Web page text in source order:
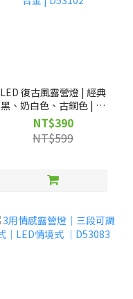
LED 復古風露營燈 | 經典
黑、奶白色、古銅色 | 三
段式調光、Type-C 充電、
加厚鋁合金 | D53102
NT$390
NT$599